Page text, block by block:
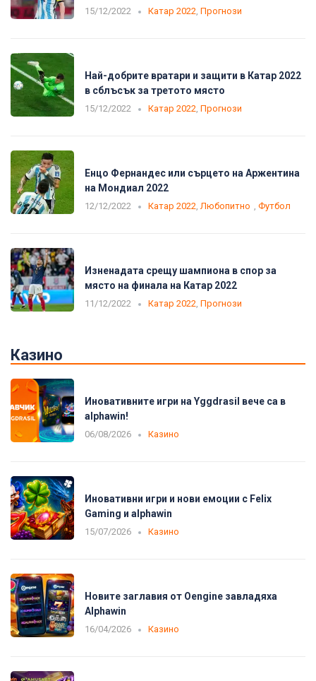
15/12/2022 Катар 2022, Прогнози
Най-добрите вратари и защити в Катар 2022
в сблъсък за третото място
15/12/2022 Катар 2022, Прогнози
Енцо Фернандес или сърцето на Аржентина
на Мондиал 2022
12/12/2022 Катар 2022,Любопитно , Футбол
Изненадата срещу шампиона в спор за
място на финала на Катар 2022
11/12/2022 Катар 2022, Прогнози
Казино
Иновативните игри на Yggdrasil вече са в
alphawin!
06/08/2026 Казино
Иновативни игри и нови емоции с Felix
Gaming и alphawin
15/07/2026 Казино
Новите заглавия от Oengine завладяха
Alphawin
16/04/2026 Казино